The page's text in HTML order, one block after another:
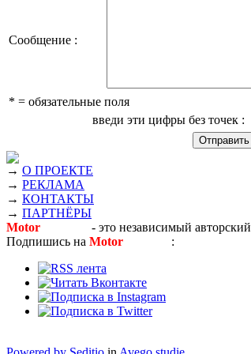
Сообщение :
* = обязательные поля
введи эти цифры без точек :
→ О ПРОЕКТЕ
→ РЕКЛАМА
→ КОНТАКТЫ
→ ПАРТНЁРЫ
Motor
- это независимый
Подпишись на Motor :